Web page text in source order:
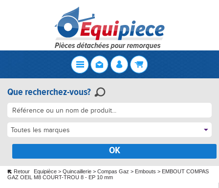
Que recherchez-vous?
Toutes les marques
OK
Retour Equipièce > Quincaillerie > Compas Gaz > Embouts > EMBOUT COMPAS
GAZ OEIL M8 COURT-TROU 8 - EP 10 mm